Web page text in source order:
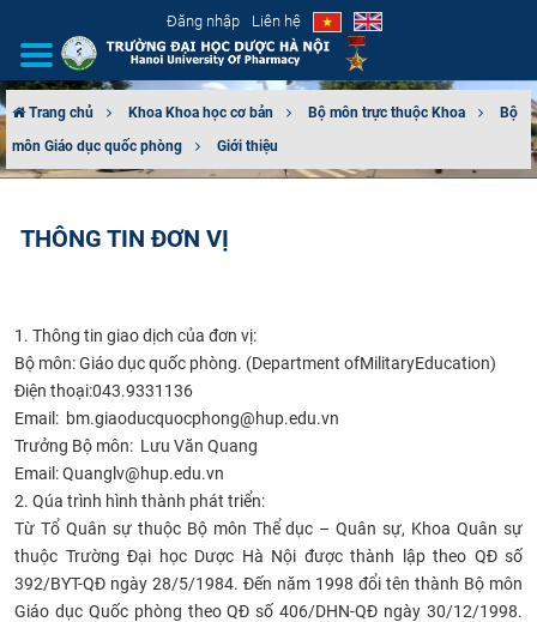
Đăng nhập Liên hệ
GIỚI THIỆU
ĐÀO TẠO
ĐẢM BẢO CHẤT LƯỢNG
KHOA HỌC CÔNG NGHỆ
HTQT
CỰU NGƯỜI HỌC
Trang chủ Khoa Khoa học cơ bản Bộ môn trực thuộc Khoa
Bộ
môn Giáo dục quốc phòng
Giới thiệu
THÔNG TIN ĐƠN VỊ
1. Thông tin giao dịch của đơn vị:
Bộ môn: Giáo dục quốc phòng. (Department ofMilitaryEducation)
Điện thoại:043.9331136
Email: bm.giaoducquocphong@hup.edu.vn
Trưởng Bộ môn: Lưu Văn Quang
Email: Quanglv@hup.edu.vn
2. Qúa trình hình thành phát triển:
Từ Tổ Quân sự thuộc Bộ môn Thể dục – Quân sự, Khoa Quân sự
thuộc Trường Đại học Dược Hà Nội được thành lập theo QĐ số
392/BYT-QĐ ngày 28/5/1984. Đến năm 1998 đổi tên thành Bộ môn
Giáo dục Quốc phòng theo QĐ số 406/DHN-QĐ ngày 30/12/1998.